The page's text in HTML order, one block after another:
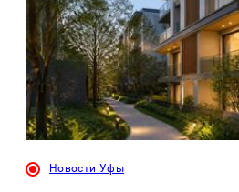
Новости Уфы